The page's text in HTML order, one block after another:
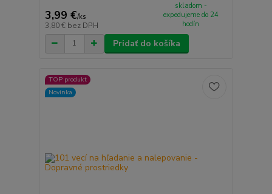
3,99 €/ks
3,80 € bez DPH
skladom -
expedujeme do 24
hodín
Pridať do košíka
TOP produkt
Novinka